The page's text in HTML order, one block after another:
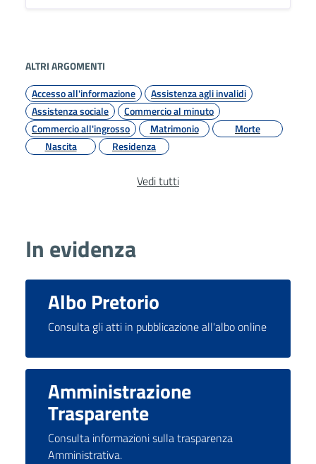
ALTRI ARGOMENTI
Accesso all'informazione
Assistenza agli invalidi
Assistenza sociale
Commercio al minuto
Commercio all'ingrosso
Matrimonio
Morte
Nascita
Residenza
Vedi tutti
In evidenza
Albo Pretorio
Consulta gli atti in pubblicazione all'albo online
Amministrazione
Trasparente
Consulta informazioni sulla trasparenza
Amministrativa.